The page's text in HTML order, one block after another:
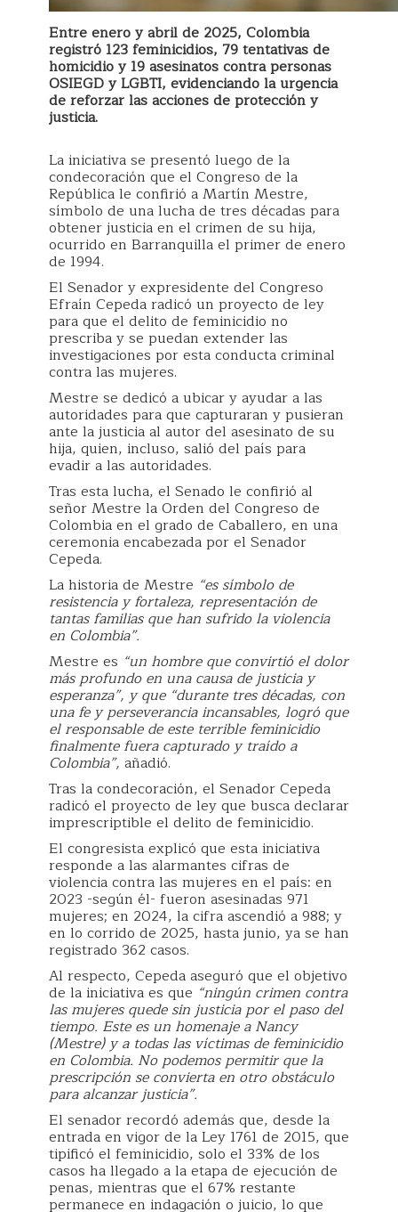
Entre enero y abril de 2025, Colombia
registró 123 feminicidios, 79 tentativas de
homicidio y 19 asesinatos contra personas
OSIEGD y LGBTI, evidenciando la urgencia
de reforzar las acciones de protección y
justicia.
La iniciativa se presentó luego de la
condecoración que el Congreso de la
República le confirió a Martín Mestre,
símbolo de una lucha de tres décadas para
obtener justicia en el crimen de su hija,
ocurrido en Barranquilla el primer de enero
de 1994.
El Senador y expresidente del Congreso
Efraín Cepeda radicó un proyecto de ley
para que el delito de feminicidio no
prescriba y se puedan extender las
investigaciones por esta conducta criminal
contra las mujeres.
Mestre se dedicó a ubicar y ayudar a las
autoridades para que capturaran y pusieran
ante la justicia al autor del asesinato de su
hija, quien, incluso, salió del país para
evadir a las autoridades.
Tras esta lucha, el Senado le confirió al
señor Mestre la Orden del Congreso de
Colombia en el grado de Caballero, en una
ceremonia encabezada por el Senador
Cepeda.
La historia de Mestre “es símbolo de
resistencia y fortaleza, representación de
tantas familias que han sufrido la violencia
en Colombia”.
Mestre es “un hombre que convirtió el dolor
más profundo en una causa de justicia y
esperanza”, y que “durante tres décadas, con
una fe y perseverancia incansables, logró que
el responsable de este terrible feminicidio
finalmente fuera capturado y traído a
Colombia”, añadió.
Tras la condecoración, el Senador Cepeda
radicó el proyecto de ley que busca declarar
imprescriptible el delito de feminicidio.
El congresista explicó que esta iniciativa
responde a las alarmantes cifras de
violencia contra las mujeres en el país: en
2023 -según él- fueron asesinadas 971
mujeres; en 2024, la cifra ascendió a 988; y
en lo corrido de 2025, hasta junio, ya se han
registrado 362 casos.
Al respecto, Cepeda aseguró que el objetivo
de la iniciativa es que “ningún crimen contra
las mujeres quede sin justicia por el paso del
tiempo. Este es un homenaje a Nancy
(Mestre) y a todas las víctimas de feminicidio
en Colombia. No podemos permitir que la
prescripción se convierta en otro obstáculo
para alcanzar justicia”.
El senador recordó además que, desde la
entrada en vigor de la Ley 1761 de 2015, que
tipificó el feminicidio, solo el 33% de los
casos ha llegado a la etapa de ejecución de
penas, mientras que el 67% restante
permanece en indagación o juicio, lo que